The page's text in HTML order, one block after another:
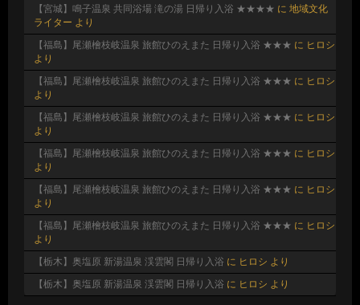
【宮城】鳴子温泉 共同浴場 滝の湯 日帰り入浴 ★★★★ に 地域文化
ライター より
【福島】尾瀬檜枝岐温泉 旅館ひのえまた 日帰り入浴 ★★★ に ヒロシ
より
【福島】尾瀬檜枝岐温泉 旅館ひのえまた 日帰り入浴 ★★★ に ヒロシ
より
【福島】尾瀬檜枝岐温泉 旅館ひのえまた 日帰り入浴 ★★★ に ヒロシ
より
【福島】尾瀬檜枝岐温泉 旅館ひのえまた 日帰り入浴 ★★★ に ヒロシ
より
【福島】尾瀬檜枝岐温泉 旅館ひのえまた 日帰り入浴 ★★★ に ヒロシ
より
【福島】尾瀬檜枝岐温泉 旅館ひのえまた 日帰り入浴 ★★★ に ヒロシ
より
【栃木】奥塩原 新湯温泉 渓雲閣 日帰り入浴 に ヒロシ より
【栃木】奥塩原 新湯温泉 渓雲閣 日帰り入浴 に ヒロシ より